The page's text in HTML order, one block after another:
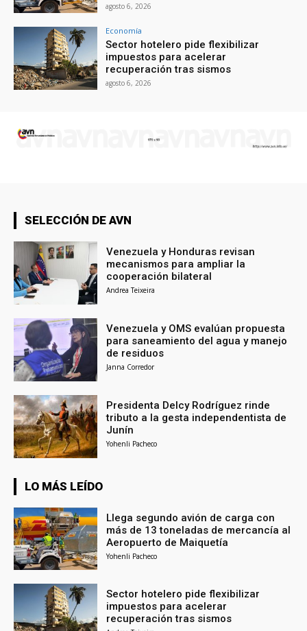
agosto 6, 2026
Economía
Sector hotelero pide flexibilizar
impuestos para acelerar
recuperación tras sismos
agosto 6, 2026
SELECCIÓN DE AVN
Venezuela y Honduras revisan
mecanismos para ampliar la
cooperación bilateral
Andrea Teixeira
Venezuela y OMS evalúan propuesta
para saneamiento del agua y manejo
de residuos
Janna Corredor
Presidenta Delcy Rodríguez rinde
tributo a la gesta independentista de
Junín
Yohenli Pacheco
LO MÁS LEÍDO
Llega segundo avión de carga con
más de 13 toneladas de mercancía al
Aeropuerto de Maiquetía
Yohenli Pacheco
Sector hotelero pide flexibilizar
impuestos para acelerar
recuperación tras sismos